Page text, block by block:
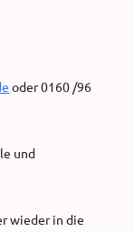
oder 0160 /96
und
wieder in die